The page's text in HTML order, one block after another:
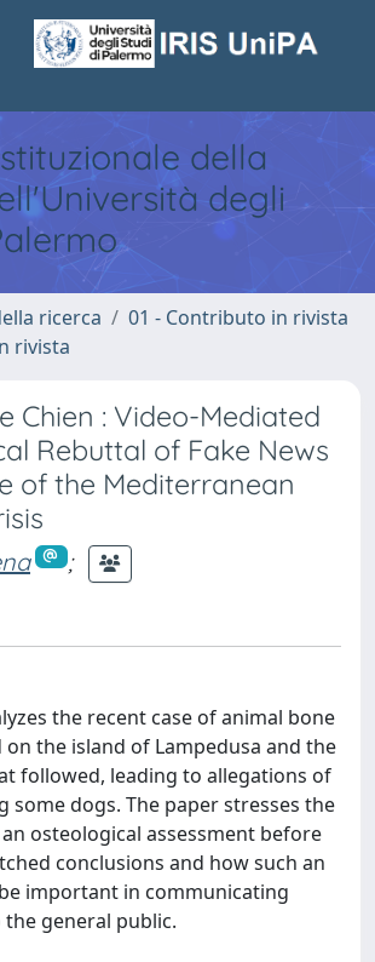
della
degli
ricerca
01 - Contributo in rivista
rivista
Chien : Video-Mediated
Rebuttal of Fake News
of the Mediterranean
;
the recent case of animal bone
the island of Lampedusa and the
followed, leading to allegations of
some dogs. The paper stresses the
osteological assessment before
conclusions and how such an
important in communicating
general public.